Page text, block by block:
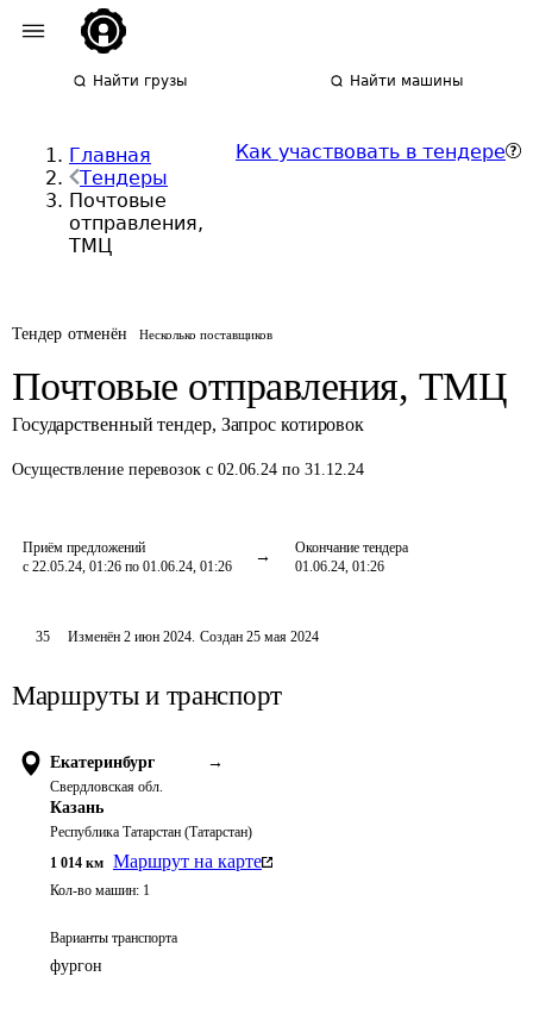
Найти грузы Найти машины
Главная
Тендеры
Почтовые
отправления,
ТМЦ
Как участвовать в тендере
Тендер отменён Несколько поставщиков
Почтовые отправления, ТМЦ
Государственный тендер, Запрос котировок
Осуществление перевозок с 02.06.24 по 31.12.24
Приём предложений
с 22.05.24, 01:26 по 01.06.24, 01:26
Окончание тендера
01.06.24, 01:26
35 Изменён2 июн 2024. Создан 25 мая 2024
Маршруты и транспорт
Екатеринбург →
Свердловская обл.
Казань
Республика Татарстан (Татарстан)
1 014 км Маршрут на карте
Кол-во машин: 1
Варианты транспорта
фургон